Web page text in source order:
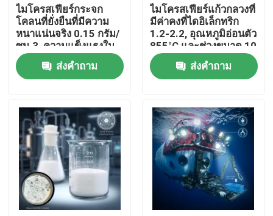
ผลิตภัณฑ์
แสดง VR
เกี่ยวกับเรา
ไมโครสเฟียร์กระจก
โคลนที่ยั่งยืนที่มีความ
หนาแน่นจริง 0.15 กรัม/
ซม.3, ความแข็งแรงใน
การบด 600 ปิซี และ
ขนาดอนุภาค 40 μm
สําหรับอุปกรณ์อากาศ
ส่งคำถาม
ไมโครสเฟียร์แก้วกลวงที่
มีค่าคงที่ไดอิเล็กทริก
1.2-2.2, อุณหภูมิอ่อนตัว
855°C และช่วงขนาด 10
ถึง 250 ไมครอนสำหรับ
สารเติมแต่งน้ำหนักเบา
ส่งคำถาม